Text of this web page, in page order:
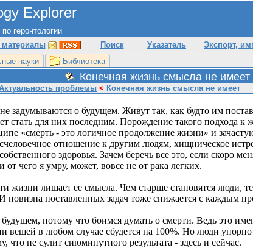
Explorer
геронтологии
Поиск Указатель
Экспорт,
науки Библиотека
Конечная жизнь смысла не имеет
проблемы < Конечная жизнь смысла не имеет
задумываются о будущем. Живут так, как будто им
стать для них последним. Порождение такого подхода к
«смерть - это логичное продолжение жизни» и
отношение к другим людям, хищническое
здоровья. Зачем беречь все это, если скоро
от чего я умру, может, вовсе не от рака легких.
жизни лишает ее смысла. Чем старше становятся люди,
новизна поставленных задач тоже снижается с каждым
потому что боимся думать о смерти. Ведь это
вещей в любом случае сбудется на 100%. Но люди упорно
что не сулит сиюминутного результата - здесь и сейчас.